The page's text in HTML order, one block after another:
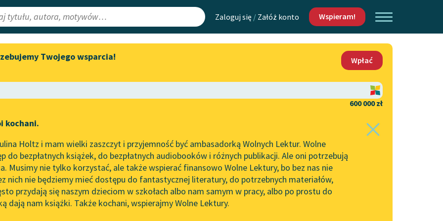
Zaloguj się / Załóż konto Wspieram!
Lektury
redakcyjne
Aktualności
Zapraszamy na spotkanie
literatury skandynawskiej
Wolne Lektury na 32.
Pol’and’Rock Festivalu
„Kochanek Lady Chatterley”
do słuchania na Wolnych
Lekturach
Nowy audiobook – „Marzenie
Mapa Wolnych Lektur
Leśmianator
API
OAI-PMH
Widget Wolnych Lektur
Kontakt
O projekcie
Zasady wykorzystania
Wolnych Lektur
Logotypy
Materiały promocyjne
Twojego wsparcia!
Wpłać
600 000 zł
kochani.
Holtz i mam wielki zaszczyt i przyjemność być ambasadorką Wolnych Lektur. Wolne
do bezpłatnych książek, do bezpłatnych audiobooków i różnych publikacji. Ale oni potrzebują
Musimy nie tylko korzystać, ale także wspierać finansowo Wolne Lektury, bo bez nas nie
nich nie będziemy mieć dostępu do fantastycznej literatury, do potrzebnych materiałów,
przydają się naszym dzieciom w szkołach albo nam samym w pracy, albo po prostu do
dają nam książki. Także kochani, wspierajmy Wolne Lektury.
Jaś Kapela ✖ Wiersz✖